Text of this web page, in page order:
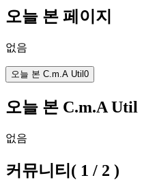
오늘 본 페이지
없음
오늘 본 C.m.A Util 0
오늘 본 C.m.A Util
없음
커뮤니티 ( 1 / 2 )